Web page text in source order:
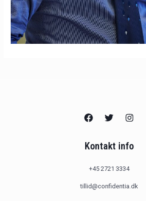
Kontakt info
+45 2721 3334
tillid@confidentia.dk